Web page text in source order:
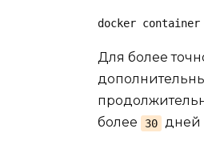
docker
Для более
более
30 дней